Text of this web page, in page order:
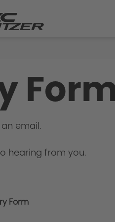
email.
hearing from you.
Form